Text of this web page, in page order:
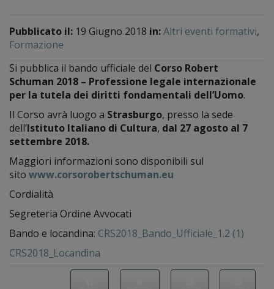
Pubblicato il: 19 Giugno 2018 in:Altri eventi formativi,
Formazione
Si pubblica il bando ufficiale del Corso Robert
Schuman 2018 – Professione legale internazionale
per la tutela dei diritti fondamentali dell’Uomo.
Il Corso avrà luogo a Strasburgo, presso la sede
dell’Istituto Italiano di Cultura, dal 27 agosto al 7
settembre 2018.
Maggiori informazioni sono disponibili sul
sito www.corsorobertschuman.eu
Cordialità
Segreteria Ordine Avvocati
Bando e locandina: CRS2018_Bando_Ufficiale_1.2 (1)
CRS2018_Locandina